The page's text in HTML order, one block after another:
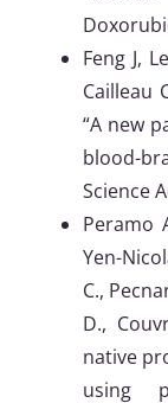
Feng J,
Cailleau
“A new
blood-
Science
Peramo
Yen-
C.,
D.,
native
using